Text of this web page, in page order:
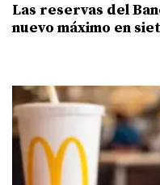
Las reservas del
nuevo máximo en